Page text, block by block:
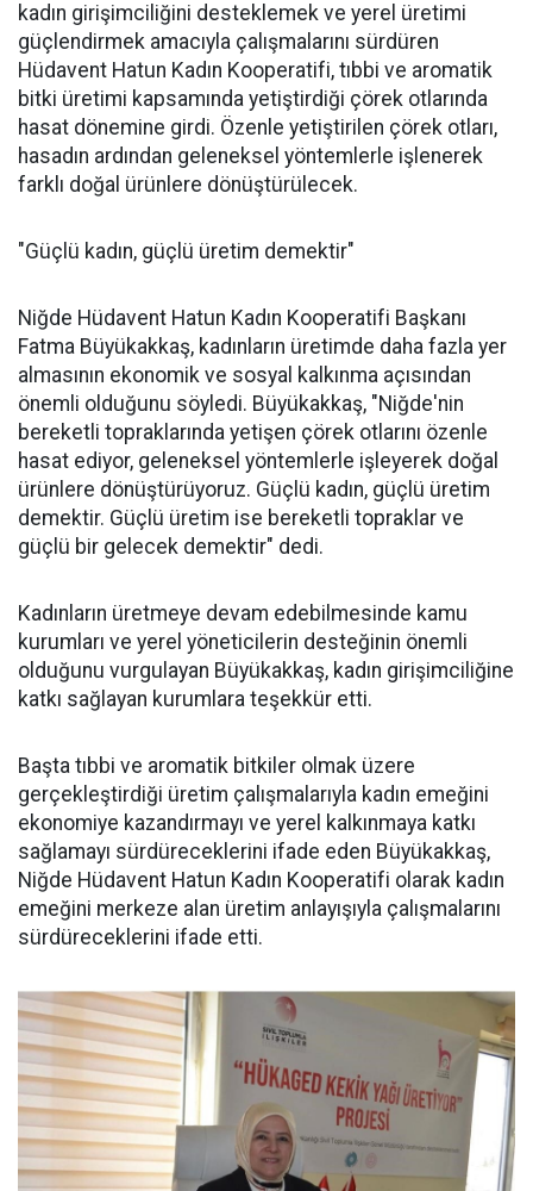
kadın girişimciliğini desteklemek ve yerel üretimi
güçlendirmek amacıyla çalışmalarını sürdüren
Hüdavent Hatun Kadın Kooperatifi, tıbbi ve aromatik
bitki üretimi kapsamında yetiştirdiği çörek otlarında
hasat dönemine girdi. Özenle yetiştirilen çörek otları,
hasadın ardından geleneksel yöntemlerle işlenerek
farklı doğal ürünlere dönüştürülecek.
"Güçlü kadın, güçlü üretim demektir"
Niğde Hüdavent Hatun Kadın Kooperatifi Başkanı
Fatma Büyükakkaş, kadınların üretimde daha fazla yer
almasının ekonomik ve sosyal kalkınma açısından
önemli olduğunu söyledi. Büyükakkaş, "Niğde'nin
bereketli topraklarında yetişen çörek otlarını özenle
hasat ediyor, geleneksel yöntemlerle işleyerek doğal
ürünlere dönüştürüyoruz. Güçlü kadın, güçlü üretim
demektir. Güçlü üretim ise bereketli topraklar ve
güçlü bir gelecek demektir" dedi.
Kadınların üretmeye devam edebilmesinde kamu
kurumları ve yerel yöneticilerin desteğinin önemli
olduğunu vurgulayan Büyükakkaş, kadın girişimciliğine
katkı sağlayan kurumlara teşekkür etti.
Başta tıbbi ve aromatik bitkiler olmak üzere
gerçekleştirdiği üretim çalışmalarıyla kadın emeğini
ekonomiye kazandırmayı ve yerel kalkınmaya katkı
sağlamayı sürdüreceklerini ifade eden Büyükakkaş,
Niğde Hüdavent Hatun Kadın Kooperatifi olarak kadın
emeğini merkeze alan üretim anlayışıyla çalışmalarını
sürdüreceklerini ifade etti.